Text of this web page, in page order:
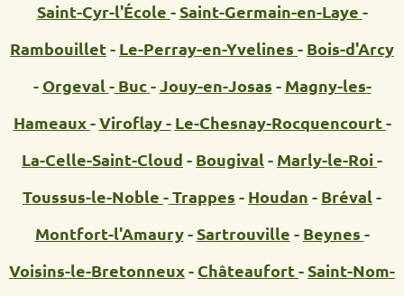
Saint-Cyr-l'École -Saint-Germain-en-Laye -
Rambouillet- Le-Perray-en-Yvelines - Bois-d'Arcy
- Orgeval-Buc-Jouy-en-Josas - Magny-les-
Hameaux-Viroflay - Le-Chesnay-Rocquencourt-
La-Celle-Saint-Cloud - Bougival- Marly-le-Roi-
Toussus-le-Noble -Trappes - Houdan - Bréval-
Montfort-l'Amaury-Sartrouville - Beynes -
Voisins-le-Bretonneux- Châteaufort-Saint-Nom-